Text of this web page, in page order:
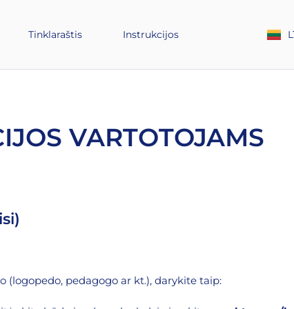
Tinklaraštis Instrukcijos
VARTOTOJAMS
(logopedo, pedagogo ar kt.), darykite taip: